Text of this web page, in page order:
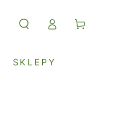
SKLEPY
Accesso Carello